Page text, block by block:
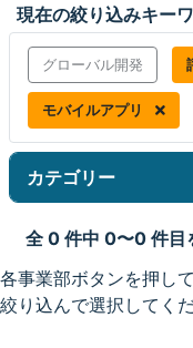
現在の絞り込みキー
グローバル開発
モバイルアプリ
カテゴリー
全 0 件中 0〜0 件目
各事業部ボタンを押し
絞り込んで選択してくだ